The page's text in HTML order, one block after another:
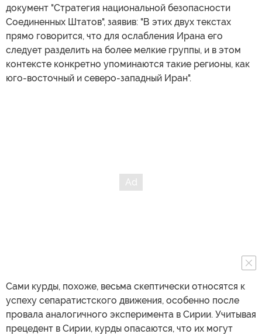
документ "Стратегия национальной безопасности
Соединенных Штатов", заявив: "В этих двух текстах
прямо говорится, что для ослабления Ирана его
следует разделить на более мелкие группы, и в этом
контексте конкретно упоминаются такие регионы, как
юго-восточный и северо-западный Иран".
Сами курды, похоже, весьма скептически относятся к
успеху сепаратистского движения, особенно после
провала аналогичного эксперимента в Сирии. Учитывая
прецедент в Сирии, курды опасаются, что их могут